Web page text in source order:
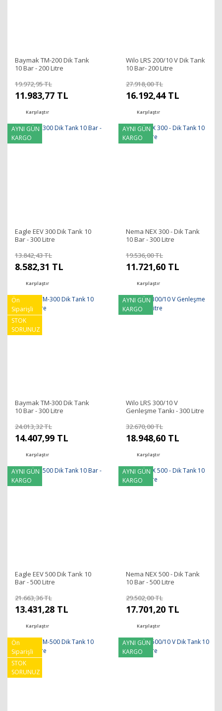
Baymak TM-200 Dik Tank
10 Bar - 200 Litre
19.972,95 TL
11.983,77 TL
Karşılaştır
Wilo LRS 200/10 V Dik Tank
10 Bar- 200 Litre
27.918,00 TL
16.192,44 TL
Karşılaştır
AYNI GÜN
KARGO
Eagle EEV 300 Dik Tank 10
Bar - 300 Litre
13.842,43 TL
8.582,31 TL
Karşılaştır
AYNI GÜN
KARGO
Nema NEX 300 - Dik Tank
10 Bar - 300 Litre
19.536,00 TL
11.721,60 TL
Karşılaştır
Ön
Siparişli
STOK
SORUNUZ
Baymak TM-300 Dik Tank
10 Bar - 300 Litre
24.013,32 TL
14.407,99 TL
Karşılaştır
AYNI GÜN
KARGO
Wilo LRS 300/10 V
Genleşme Tankı - 300 Litre
32.670,00 TL
18.948,60 TL
Karşılaştır
AYNI GÜN
KARGO
Eagle EEV 500 Dik Tank 10
Bar - 500 Litre
21.663,36 TL
13.431,28 TL
Karşılaştır
AYNI GÜN
KARGO
Nema NEX 500 - Dik Tank
10 Bar - 500 Litre
29.502,00 TL
17.701,20 TL
Karşılaştır
Ön
Siparişli
STOK
SORUNUZ
AYNI GÜN
KARGO